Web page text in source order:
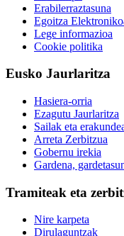
Erabilerraztasuna
Egoitza
Lege informazioa
Cookie politika
Eusko Jaurlaritza
Hasiera-orria
Ezagutu Jaurlaritza
Sailak eta
Arreta Zerbitzua
Gobernu irekia
Gardena,
Tramiteak eta
Nire karpeta
Dirulaguntzak